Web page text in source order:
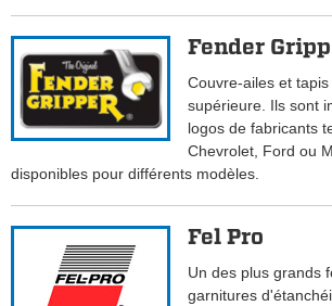
Fender
Couvre-ailes et
supérieure. Ils sont
logos de fabricants
Chevrolet, Ford ou
disponibles pour différents modèles.
Fel Pro
Un des plus grands
garnitures